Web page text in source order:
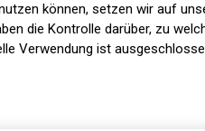
können, setzen wir auf
die Kontrolle darüber, zu
Verwendung ist